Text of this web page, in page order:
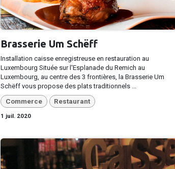
Brasserie Um Schëff
Installation caisse enregistreuse en restauration au
Luxembourg Située sur l'Esplanade du Remich au
Luxembourg, au centre des 3 frontières, la Brasserie Um
Schëff vous propose des plats traditionnels ...
Commerce Restaurant
1 juil. 2020